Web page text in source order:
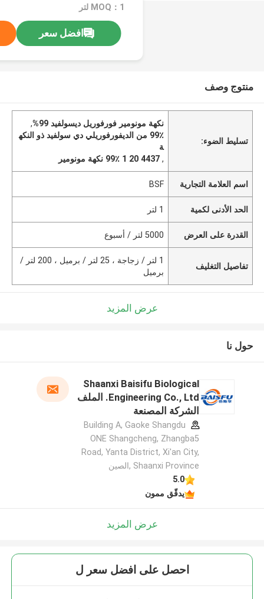
MOQ：1 لتر
افضل سعر
منتوج وصف
تسليط الضوء:
نكهة مونومير فورفوريل ديسولفيد 99%
,
99٪ من الديفورفوريلي دي سولفيد ذو النكه
ة
,4437 20 1 99٪ نكهة مونومير
اسم العلامة التجارية BSF
الحد الأدنى لكمية 1 لتر
القدرة على العرض 5000 لتر / أسبوع
تفاصيل التغليف
1 لتر / زجاجة ، 25 لتر / برميل ، 200 لتر /
برميل
عرض المزيد
حول نا
Shaanxi Baisifu Biological
Engineering Co., Ltd. الملف
الشركة المصنعة
Building A, Gaoke Shangdu
ONE Shangcheng, Zhangba5
Road, Yanta District, Xi'an City,
Shaanxi Province ,الصين
5.0
يدقّق ممون
عرض المزيد
احصل على افضل سعر ل